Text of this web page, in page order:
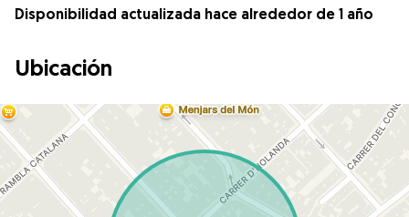
Disponibilidad actualizada hace alrededor de 1 año
Ubicación